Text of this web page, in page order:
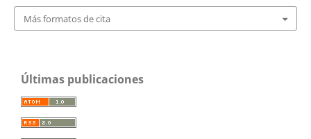
Más formatos de cita
Últimas publicaciones